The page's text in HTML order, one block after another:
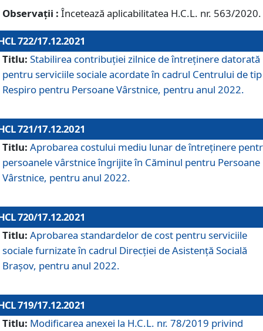
Observații : Încetează aplicabilitatea H.C.L. nr. 563/2020.
722/17.12.2021
Titlu: Stabilirea contribuţiei zilnice de întreținere datorată
pentru serviciile sociale acordate în cadrul Centrului de tip
Respiro pentru Persoane Vârstnice, pentru anul 2022.
721/17.12.2021
Titlu: Aprobarea costului mediu lunar de întreţinere
persoanele vârstnice îngrijite în Căminul pentru Persoane
Vârstnice, pentru anul 2022.
720/17.12.2021
Titlu: Aprobarea standardelor de cost pentru serviciile
sociale furnizate în cadrul Direcției de Asistență Socială
Brașov, pentru anul 2022.
719/17.12.2021
Titlu: Modificarea anexei la H.C.L. nr. 78/2019 privind